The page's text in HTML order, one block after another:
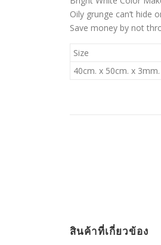
Oily grunge can’t hide
Save money by not
Size
40cm. x 50cm. x 3mm.
สินค้าที่เกี่ยวข้อง